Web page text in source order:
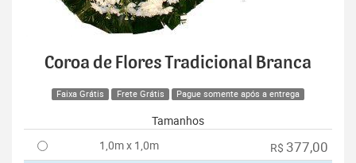
Coroa de Flores Tradicional Branca
Faixa Grátis Frete Grátis Pague somente após a entrega
Tamanhos
1,0m x 1,0m
R$ 377,00